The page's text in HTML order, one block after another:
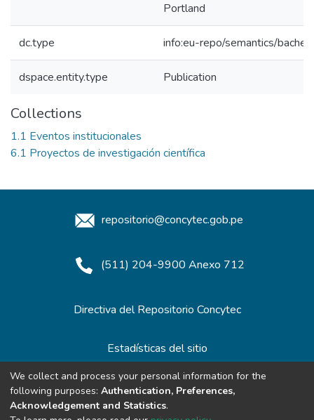
Portland
dc.type info:eu-repo/semantics/
dspace.entity.type Publication
Collections
1.1 Eventos institucionales
6.1 Proyectos de investigación científica
repositorio@concytec.gob.pe
(511) 204-9900 Anexo 712
Directiva del Repositorio Concytec
Estadísticas del sitio
Redes de Repositorios
We collect and process your personal information for the
following purposes: Authentication, Preferences,
Acknowledgement and Statistics.